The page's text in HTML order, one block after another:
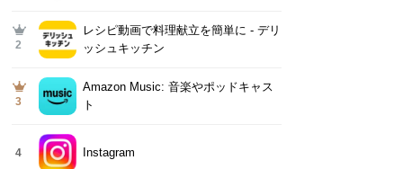
2
レシピ動画で料理献立を簡単‪に - デリ
ッシュキッチン
3
Amazon Music: 音楽やポッドキャス
ト
4 Instagram